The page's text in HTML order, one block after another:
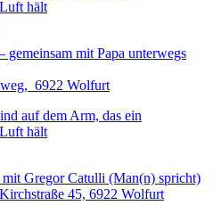
gemeinsam mit Papa unterwegs
6922 Wolfurt
Gregor Catulli (Man(n) spricht)
45, 6922 Wolfurt